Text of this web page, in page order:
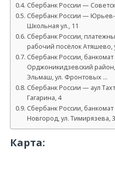
Сбербанк России —
Сбербанк России —
Школьная ул., 11
Сбербанк России,
рабочий посёлок Атяшево,
Сбербанк России,
Орджоникидзевский
Эльмаш, ул. Фронтовых …
Сбербанк России — аул
Гагарина, 4
Сбербанк России,
Новгород, ул. Тимирязева, 3
Карта: